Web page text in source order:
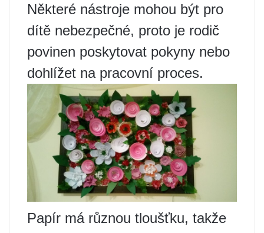
Některé nástroje mohou být pro
dítě nebezpečné, proto je rodič
povinen poskytovat pokyny nebo
dohlížet na pracovní proces.
Papír má různou tloušťku, takže